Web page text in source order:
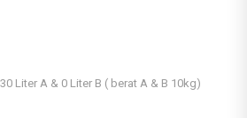
Liter A & 0 Liter B ( berat A & B 10kg)